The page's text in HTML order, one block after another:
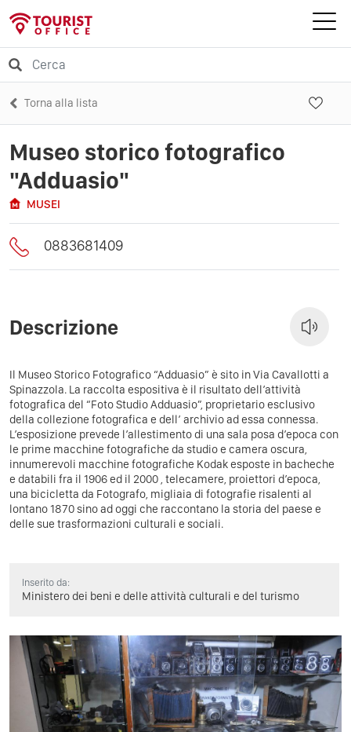
Torna alla lista
Museo storico fotografico
"Adduasio"
MUSEI
0883681409
Descrizione
Il Museo Storico Fotografico “Adduasio” è sito in Via Cavallotti a
Spinazzola. La raccolta espositiva è il risultato dell’attività
fotografica del “Foto Studio Adduasio”, proprietario esclusivo
della collezione fotografica e dell’ archivio ad essa connessa.
L’esposizione prevede l’allestimento di una sala posa d’epoca con
le prime macchine fotografiche da studio e camera oscura,
innumerevoli macchine fotografiche Kodak esposte in bacheche
e databili fra il 1906 ed il 2000 , telecamere, proiettori d’epoca,
una bicicletta da Fotografo, migliaia di fotografie risalenti al
lontano 1870 sino ad oggi che raccontano la storia del paese e
delle sue trasformazioni culturali e sociali.
Inserito da:
Ministero dei beni e delle attività culturali e del turismo